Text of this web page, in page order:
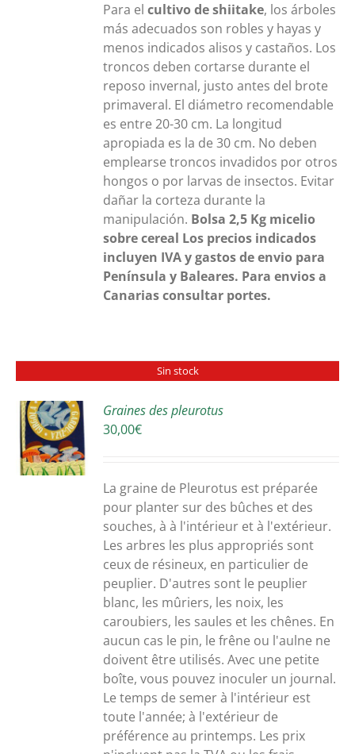
Para elcultivo de shiitake, los árboles
más adecuados son robles y hayas y
menos indicados alisos y castaños. Los
troncos deben cortarse durante el
reposo invernal, justo antes del brote
primaveral. El diámetro recomendable
es entre 20-30 cm. La longitud
apropiada es la de 30 cm. No deben
emplearse troncos invadidos por otros
hongos o por larvas de insectos. Evitar
dañar la corteza durante la
manipulación. Bolsa 2,5 Kg micelio
sobre cereal Los precios indicados
incluyen IVA y gastos de envio para
Península y Baleares. Para envios a
Canarias consultar portes.
Sin stock
Graines des pleurotus
30,00€
La graine de Pleurotus est préparée
pour planter sur des bûches et des
souches, à à l'intérieur et à l'extérieur.
Les arbres les plus appropriés sont
ceux de résineux, en particulier de
peuplier. D'autres sont le peuplier
blanc, les mûriers, les noix, les
caroubiers, les saules et les chênes. En
aucun cas le pin, le frêne ou l'aulne ne
doivent être utilisés. Avec une petite
boîte, vous pouvez inoculer un journal.
Le temps de semer à l'intérieur est
toute l'année; à l'extérieur de
préférence au printemps. Les prix